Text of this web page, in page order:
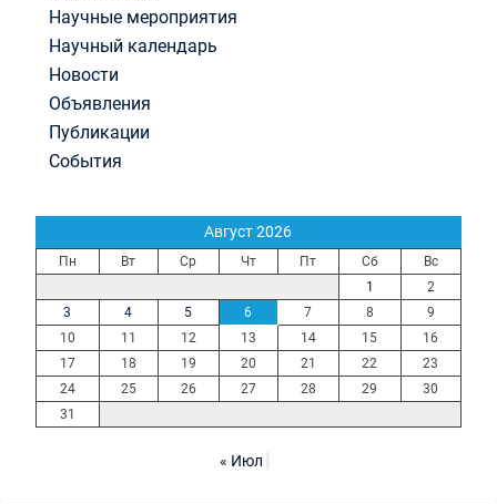
Научные мероприятия
Научный календарь
Новости
Объявления
Публикации
События
Август 2026
Пн Вт Ср Чт Пт Сб
Вс
1
2
3
4 5 6 7 8
9
10
11 12 13 14 15
16
17
18 19 20 21 22
23
24
25 26 27 28 29
30
31
« Июл